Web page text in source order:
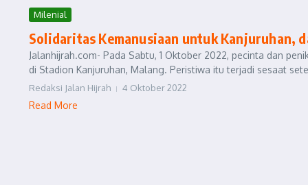
Milenial
Solidaritas Kemanusiaan untuk Kanjuruhan,
Jalanhijrah.com- Pada Sabtu, 1 Oktober 2022, pecinta dan
di Stadion Kanjuruhan, Malang. Peristiwa itu terjadi sesaat
Redaksi Jalan Hijrah 4 Oktober 2022
Read More